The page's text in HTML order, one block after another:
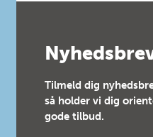
Tilmeld dig
så holder vi dig
gode tilbud.